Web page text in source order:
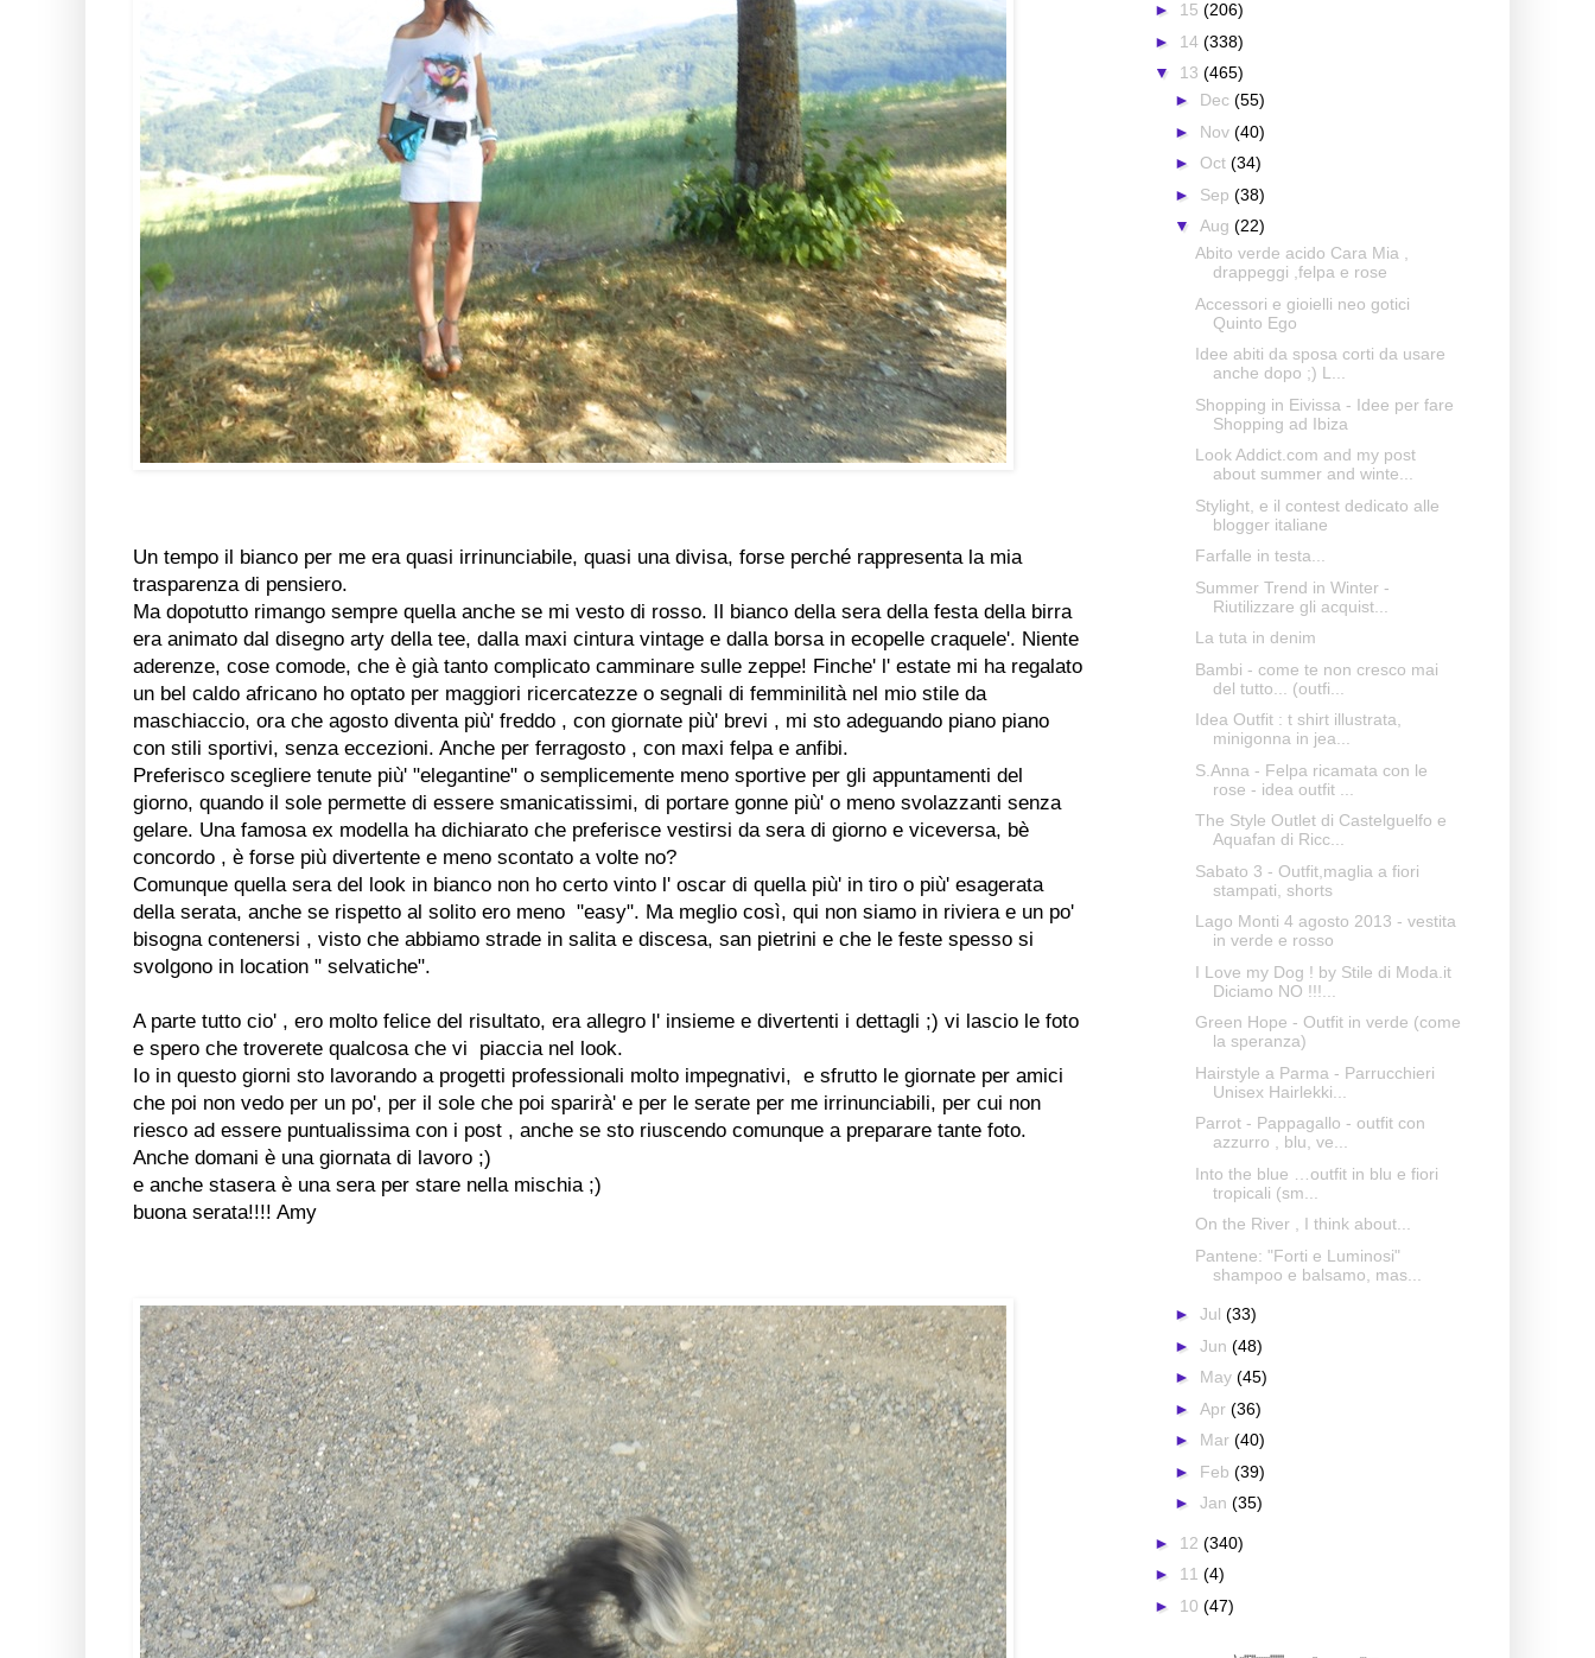
Un tempo il bianco per me era quasi irrinunciabile, quasi una divisa, forse perché rappresenta la mia
trasparenza di pensiero.
Ma dopotutto rimango sempre quella anche se mi vesto di rosso. Il bianco della sera della festa della birra
era animato dal disegno arty della tee, dalla maxi cintura vintage e dalla borsa in ecopelle craquele'. Niente
aderenze, cose comode, che è già tanto complicato camminare sulle zeppe! Finche' l' estate mi ha regalato
un bel caldo africano ho optato per maggiori ricercatezze o segnali di femminilità nel mio stile da
maschiaccio, ora che agosto diventa più' freddo , con giornate più' brevi , mi sto adeguando piano piano
con stili sportivi, senza eccezioni. Anche per ferragosto , con maxi felpa e anfibi.
Preferisco scegliere tenute più' "elegantine" o semplicemente meno sportive per gli appuntamenti del
giorno, quando il sole permette di essere smanicatissimi, di portare gonne più' o meno svolazzanti senza
gelare. Una famosa ex modella ha dichiarato che preferisce vestirsi da sera di giorno e viceversa, bè
concordo , è forse più divertente e meno scontato a volte no?
Comunque quella sera del look in bianco non ho certo vinto l' oscar di quella più' in tiro o più' esagerata
della serata, anche se rispetto al solito ero meno "easy". Ma meglio così, qui non siamo in riviera e un po'
bisogna contenersi , visto che abbiamo strade in salita e discesa, san pietrini e che le feste spesso si
svolgono in location " selvatiche".
A parte tutto cio' , ero molto felice del risultato, era allegro l' insieme e divertenti i dettagli ;) vi lascio le foto
e spero che troverete qualcosa che vi piaccia nel look.
Io in questo giorni sto lavorando a progetti professionali molto impegnativi, e sfrutto le giornate per amici
che poi non vedo per un po', per il sole che poi sparirà' e per le serate per me irrinunciabili, per cui non
riesco ad essere puntualissima con i post , anche se sto riuscendo comunque a preparare tante foto.
Anche domani è una giornata di lavoro ;)
e anche stasera è una sera per stare nella mischia ;)
buona serata!!!! Amy
► 15 (206)
► 14 (338)
▼ 13 (465)
► Dec (55)
► Nov (40)
► Oct (34)
► Sep (38)
▼ Aug (22)
Abito verde acido Cara Mia ,
drappeggi ,felpa e rose
Accessori e gioielli neo gotici
Quinto Ego
Idee abiti da sposa corti da usare
anche dopo ;) L...
Shopping in Eivissa - Idee per fare
Shopping ad Ibiza
Look Addict.com and my post
about summer and winte...
Stylight, e il contest dedicato alle
blogger italiane
Farfalle in testa...
Summer Trend in Winter -
Riutilizzare gli acquist...
La tuta in denim
Bambi - come te non cresco mai
del tutto... (outfi...
Idea Outfit : t shirt illustrata,
minigonna in jea...
S.Anna - Felpa ricamata con le
rose - idea outfit ...
The Style Outlet di Castelguelfo e
Aquafan di Ricc...
Sabato 3 - Outfit,maglia a fiori
stampati, shorts
Lago Monti 4 agosto 2013 - vestita
in verde e rosso
I Love my Dog ! by Stile di Moda.it
Diciamo NO !!!...
Green Hope - Outfit in verde (come
la speranza)
Hairstyle a Parma - Parrucchieri
Unisex Hairlekki...
Parrot - Pappagallo - outfit con
azzurro , blu, ve...
Into the blue …outfit in blu e fiori
tropicali (sm...
On the River , I think about...
Pantene: "Forti e Luminosi"
shampoo e balsamo, mas...
► Jul (33)
► Jun (48)
► May (45)
► Apr (36)
► Mar (40)
► Feb (39)
► Jan (35)
► 12 (340)
► 11 (4)
► 10 (47)